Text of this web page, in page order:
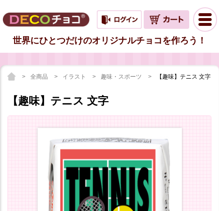
世界にひとつだけのオリジナルチョコを作ろう！
全商品 イラスト 趣味・スポーツ 【趣味】テニス 文字
【趣味】テニス 文字